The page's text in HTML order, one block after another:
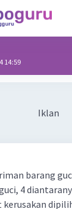
14:59
Iklan
barang
4